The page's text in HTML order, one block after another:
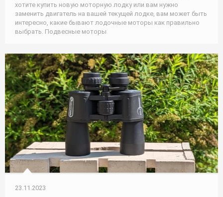
хотите купить новую моторную лодку или вам нужно
заменить двигатель на вашей текущей лодке, вам может быть
интересно, какие бывают лодочные моторы как правильно
выбрать. Подвесные моторы
23.11.2023